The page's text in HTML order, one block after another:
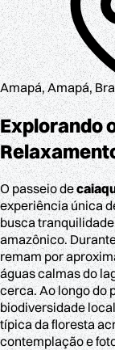
Amapá, Amapá,
Explorando
O passeio de
experiência única
busca
amazônico.
remam por
águas calmas do
cerca. Ao longo do
biodiversidade
típica da floresta
contemplação e